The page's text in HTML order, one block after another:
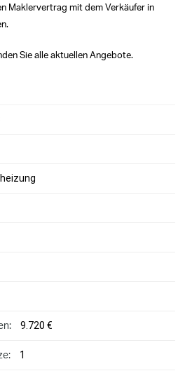
Maklervertrag mit dem Verkäufer in
Sie alle aktuellen Angebote.
9.720 €
1